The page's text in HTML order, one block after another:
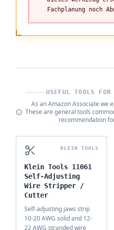
Fachplanung noch
USEFUL TOOLS
As an Amazon Associate we
These are general tools
recommendation
KLEIN TOOLS
Klein Tools 11061
Self-Adjusting
Wire Stripper /
Cutter
Self-adjusting jaws strip
10-20 AWG solid and 12-
22 AWG stranded wire